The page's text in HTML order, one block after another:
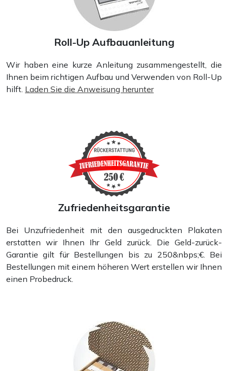
Roll-Up Aufbauanleitung
Wir haben eine kurze Anleitung zusammengestellt, die
Ihnen beim richtigen Aufbau und Verwenden von Roll-Up
hilft. Laden Sie die Anweisung herunter
Zufriedenheitsgarantie
Bei Unzufriedenheit mit den ausgedruckten Plakaten
erstatten wir Ihnen Ihr Geld zurück. Die Geld-zurück-
Garantie gilt für Bestellungen bis zu 250&nbps;€. Bei
Bestellungen mit einem höheren Wert erstellen wir Ihnen
einen Probedruck.